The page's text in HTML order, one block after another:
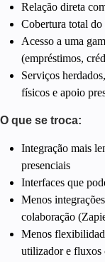
Relação direta
Cobertura total
Acesso a uma
(empréstimos,
Serviços
físicos e apoio
O que se troca:
Integração mais
presenciais
Interfaces que
Menos
colaboração
Menos
utilizador e fluxos